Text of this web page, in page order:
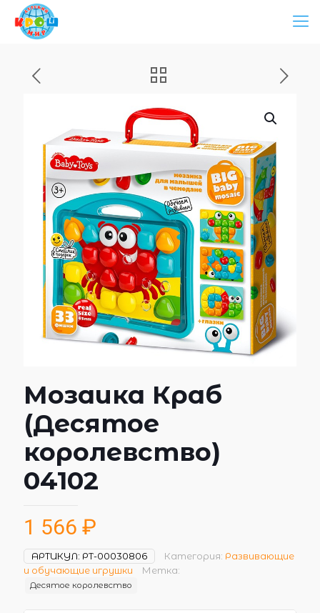
Мозаика Краб
(Десятое
королевство)
04102
1 566 ₽
АРТИКУЛ: РТ-00030806 Категория: Развивающие
и обучающие игрушки
Метка:
Десятое королевство